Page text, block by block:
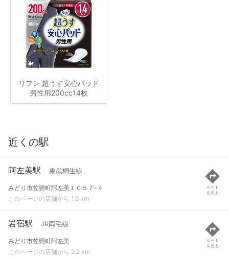
リフレ 超うす安心パッド
男性用200cc14枚
近くの駅
阿左美駅 東武桐生線
みどり市笠懸町阿左美１０５７-４
このページの店舗から 1.9 km
ルート
を見る
岩宿駅 JR両毛線
みどり市笠懸町阿左美
このページの店舗から 2.2 km
ルート
を見る